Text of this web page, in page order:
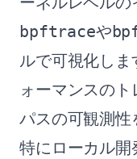
bpftraceや
ルで可視化し
ォーマンスの
パスの可観測性
特にローカル